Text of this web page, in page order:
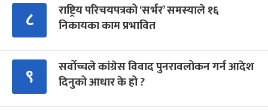
८
राष्ट्रिय परिचयपत्रको ‘सर्भर’ समस्याले १६
निकायका काम प्रभावित
९
सर्वोच्चले कांग्रेस विवाद पुनरावलोकन गर्न आदेश
दिनुको आधार के हो ?